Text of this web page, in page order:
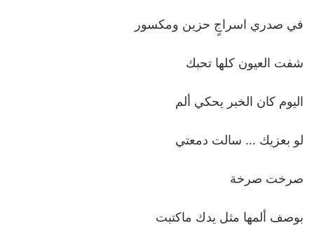
‏في صدري اسراجٍ حزين ومكسور
‏شفت العيون كلها تحبك
‏اليوم كان الخبر يحكي ألم
‏لو بعزيك … سالت دمعتي
‏صرخت صرخة
‏بوصف ألمها مثل يدك ماكتبت